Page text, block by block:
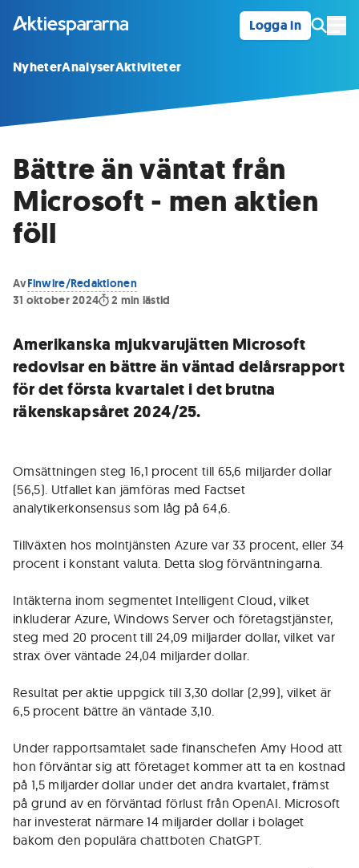
Logga in
NyheterAnalyserAktiviteter
Bättre än väntat från
Microsoft - men aktien
föll
AvFinwire/Redaktionen
31 oktober 2024
2 min lästid
Amerikanska mjukvarujätten Microsoft
redovisar en bättre än väntad delårsrapport
för det första kvartalet i det brutna
räkenskapsåret 2024/25.
Omsättningen steg 16,1 procent till 65,6 miljarder dollar
(56,5). Utfallet kan jämföras med Factset
analytikerkonsensus som låg på 64,6.
Tillväxten hos molntjänsten Azure var 33 procent, eller 34
procent i konstant valuta. Detta slog förväntningarna.
Intäkterna inom segmentet Intelligent Cloud, vilket
inkluderar Azure, Windows Server och företagstjänster,
steg med 20 procent till 24,09 miljarder dollar, vilket var
strax över väntade 24,04 miljarder dollar.
Resultat per aktie uppgick till 3,30 dollar (2,99), vilket är
6,5 procent bättre än väntade 3,10.
Under rapportsamtalet sade finanschefen Amy Hood att
hon förväntar sig att företaget kommer att ta en kostnad
på 1,5 miljarder dollar under det andra kvartalet, främst
på grund av en förväntad förlust från OpenAI. Microsoft
har investerat närmare 14 miljarder dollar i bolaget
bakom den populära chattboten ChatGPT.